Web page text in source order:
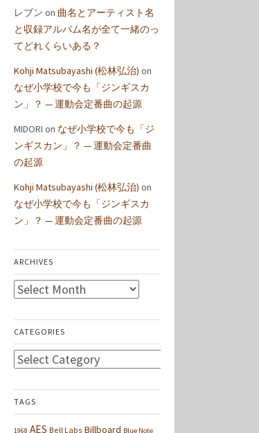
レブン on 曲名とアーティスト名
と収録アルバム名が全て一緒のっ
てどれくらいある？
Kohji Matsubayashi (松林弘治) on
なぜ小学校で今も「ジンギスカ
ン」？ — 運動会定番曲の起源
MIDORI on なぜ小学校で今も「ジ
ンギスカン」？ — 運動会定番曲
の起源
Kohji Matsubayashi (松林弘治) on
なぜ小学校で今も「ジンギスカ
ン」？ — 運動会定番曲の起源
ARCHIVES
Archives
CATEGORIES
Categories
TAGS
1968 AES Bell Labs Billboard Blue Note